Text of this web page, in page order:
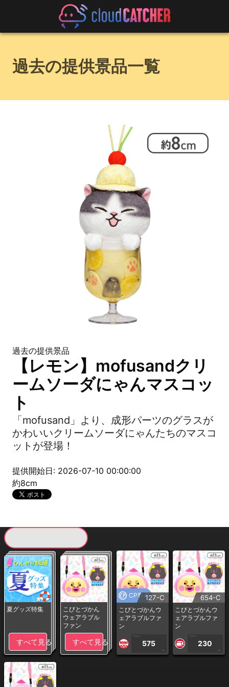
過去の提供景品一覧
過去の提供景品
【レモン】mofusandクリ
ームソーダにゃんマスコッ
ト
「mofusand」より、成形パーツのグラスが
かわいいクリームソーダにゃんたちのマスコ
ットが登場！
提供開始日: 2026-07-10 00:00:00
約8cm
夏グッズ特集
すべて見る
こびとづかん
ウェアラブル
ファン
すべて見る
CP専用127-C
こびとづかんウ
ェアラブルファ
ン
1PLAY
575
CP
654-C
こびとづかんウ
ェアラブルファ
ン
1PLAY
230
CP